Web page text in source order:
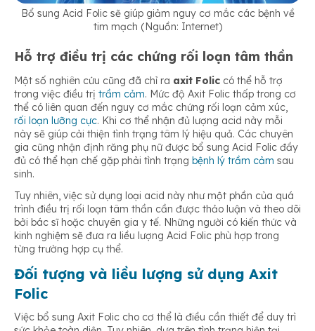
Bổ sung Acid Folic sẽ giúp giảm nguy cơ mắc các bệnh về
tim mạch (Nguồn: Internet)
Hỗ trợ điều trị các chứng rối loạn tâm thần
Một số nghiên cứu cũng đã chỉ ra axit Folic có thể hỗ trợ
trong việc điều trị trầm cảm. Mức độ Axit Folic thấp trong cơ
thể có liên quan đến nguy cơ mắc chứng rối loạn cảm xúc,
rối loạn lưỡng cực. Khi cơ thể nhận đủ lượng acid này mỗi
này sẽ giúp cải thiện tình trạng tâm lý hiệu quả. Các chuyên
gia cũng nhận định răng phụ nữ được bổ sung Acid Folic đầy
đủ có thể hạn chế gặp phải tình trạng bệnh lý trầm cảm sau
sinh.
Tuy nhiên, việc sử dụng loại acid này như một phần của quá
trình điều trị rối loạn tâm thần cần được thảo luận và theo dõi
bởi bác sĩ hoặc chuyên gia y tế. Những người có kiến thức và
kinh nghiệm sẽ đưa ra liều lượng Acid Folic phù hợp trong
từng trường hợp cụ thể.
Đối tượng và liều lượng sử dụng Axit
Folic
Việc bổ sung Axit Folic cho cơ thể là điều cần thiết để duy trì